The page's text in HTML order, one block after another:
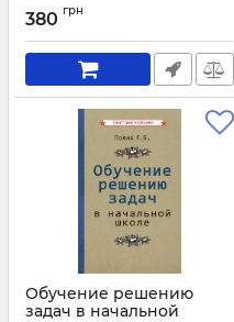
380 грн
Обучение решению
задач в начальной